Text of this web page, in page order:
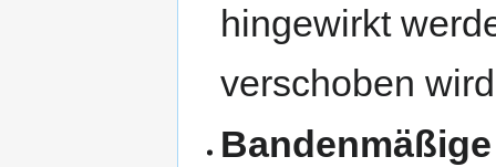
hingewirkt
verschoben